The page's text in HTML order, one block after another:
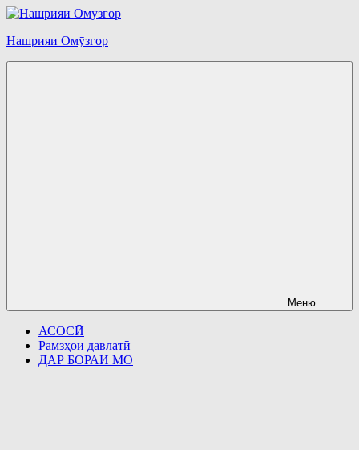
Перейти
содержимому
Нашрияи Омӯзгор
Меню
АСОСӢ
Рамзҳои давлатӣ
ДАР БОРАИ МО